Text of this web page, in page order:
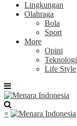
Lingkungan
Olahraga
Bola
Sport
More
Opini
Teknologi
Life Style
×